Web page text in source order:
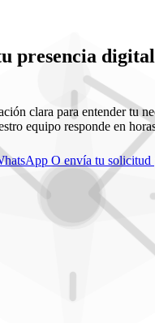
presencia
clara para entender tu
equipo responde en
O envía tu solicitud